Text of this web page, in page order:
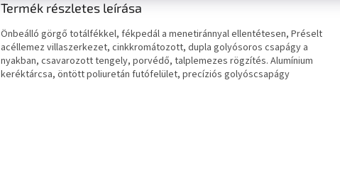
Termék részletes leírása
Önbeálló görgő totálfékkel, fékpedál a menetiránnyal ellentétesen, Préselt
acéllemez villaszerkezet, cinkkromátozott, dupla golyósoros csapágy a
nyakban, csavarozott tengely, porvédő, talplemezes rögzítés. Alumínium
keréktárcsa, öntött poliuretán futófelület, precíziós golyóscsapágy